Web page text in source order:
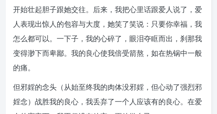
开始壮起胆子跟她交往。后来，我把心里话跟爱人说了，爱
人表现出惊人的包容与大度，她笑了笑说：只要你幸福，我
怎么都可以。一下子，我的心碎了，眼泪夺眶而出，刹那我
变得渺下而卑鄙。我的良心使我倍受箭熬，如在热锅中一般
的痛。
但邪婬的念头（从始至终我的肉体没邪婬，但心动了强烈邪
婬念）战胜我的良心，我丢弃了一个人应该有的良心。在爱